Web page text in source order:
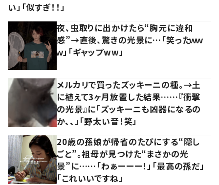
い」「似すぎ！！」
夜、虫取りに出かけたら“胸元に違和
感”→直後、驚きの光景に…「笑ったｗｗ
ｗ」「ギャップww」
メルカリで買ったズッキーニの種。→土
に植えて3ヶ月放置した結果……『衝撃
の光景』に「ズッキーニも凶器になるの
か、、」「野太い音！笑」
20歳の孫娘が帰省のたびにする“隠し
ごと”。祖母が見つけた“まさかの光
景”に……「わぁーーー！」「最高の孫だ」
「これいいですね」